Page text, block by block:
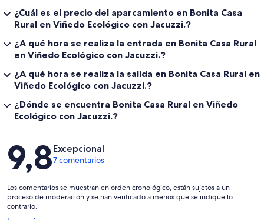
¿Cuál es el precio del aparcamiento en Bonita Casa
Rural en Viñedo Ecológico con Jacuzzi.?
¿A qué hora se realiza la entrada en Bonita Casa Rural
en Viñedo Ecológico con Jacuzzi.?
¿A qué hora se realiza la salida en Bonita Casa Rural en
Viñedo Ecológico con Jacuzzi.?
¿Dónde se encuentra Bonita Casa Rural en Viñedo
Ecológico con Jacuzzi.?
Comentarios
9,8Excepcional
7 comentarios
Los comentarios se muestran en orden cronológico, están sujetos a un
proceso de moderación y se han verificado a menos que se indique lo
contrario.